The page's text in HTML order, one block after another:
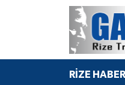
RİZE
BÖLGEMİZ
Merkez Nöbetçi
Merkez Hava